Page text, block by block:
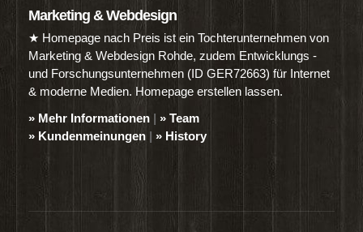
Marketing & Webdesign
★ Homepage nach Preis ist ein Tochterunternehmen von
Marketing & Webdesign Rohde, zudem Entwicklungs -
und Forschungsunternehmen (ID GER72663) für Internet
& moderne Medien. Homepage erstellen lassen.
» Mehr Informationen | » Team
» Kundenmeinungen | » History